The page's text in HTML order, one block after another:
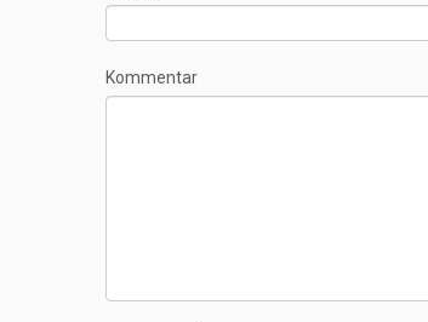
Kommentar